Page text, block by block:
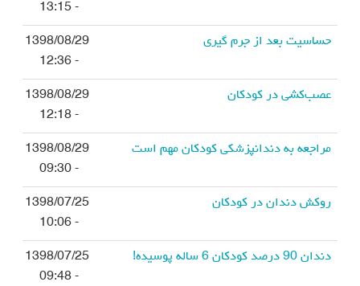
- 13:15
حساسیت بعد از جرم گیری
1398/08/29
- 12:36
عصب‌کشی در کودکان
1398/08/29
- 12:18
مراجعه به دندانپزشکی کودکان مهم است
1398/08/29
- 09:30
روکش دندان در کودکان
1398/07/25
- 10:06
دندان 90 درصد کودکان 6 ساله پوسیده!
1398/07/25
- 09:48